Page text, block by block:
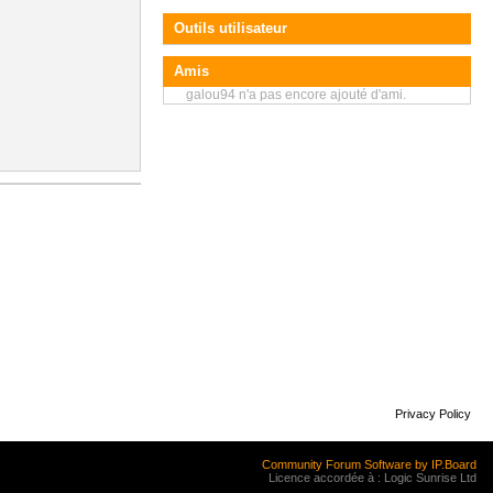
Outils utilisateur
Amis
galou94 n'a pas encore ajouté d'ami.
Privacy Policy
Community Forum Software by IP.Board
Licence accordée à : Logic Sunrise Ltd